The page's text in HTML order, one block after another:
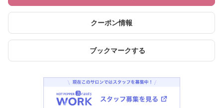
クーポン情報
ブックマークする